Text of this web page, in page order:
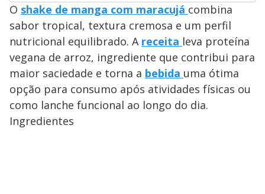
O shake de manga com maracujá combina
sabor tropical, textura cremosa e um perfil
nutricional equilibrado. A receita leva proteína
vegana de arroz, ingrediente que contribui para
maior saciedade e torna a bebida uma ótima
opção para consumo após atividades físicas ou
como lanche funcional ao longo do dia.
Ingredientes